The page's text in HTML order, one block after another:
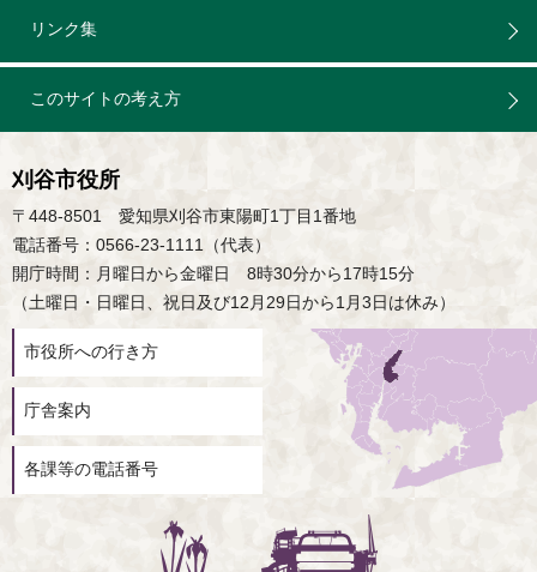
リンク集
このサイトの考え方
刈谷市役所
〒448-8501 愛知県刈谷市東陽町1丁目1番地
電話番号：0566-23-1111（代表）
開庁時間：月曜日から金曜日 8時30分から17時15分
（土曜日・日曜日、祝日及び12月29日から1月3日は休み）
市役所への行き方
庁舎案内
各課等の電話番号